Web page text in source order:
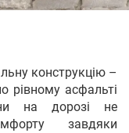
конструкцію –
рівному асфальті
на дорозі не
завдяки